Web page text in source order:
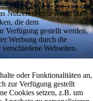
Nutzererlebnis weiter zu
die dem
Verfügung gestellt werden,
Werbung durch die
Webseiten.
oder Funktionalitäten an,
zur Verfügung gestellt
Cookies setzen, z.B. um